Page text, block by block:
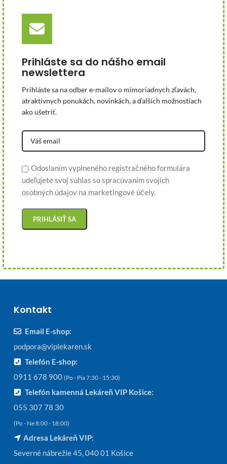
Prihláste sa do nášho email
newslettera
Prihláste sa na odber e-mailov o mimoriadnych zľavách,
atraktívnych ponukách, novinkách, a ďalších možnostiach
ako ušetriť.
Odoslaním vyplneného registračného formulára
udeľujete svoj súhlas so spracúvaním svojich
osobných údajov na marketingové účely.
Kontakt
Email E-shop:
podpora@viplekaren.sk
Telefón E-shop:
0911 678 900 (Po - Pia 7:30 - 15:30)
Telefón kamenná Lekáreň VIP Košice:
055 307 78 30
(Po - Ne 8:00 - 18:00)
Adresa Lekáreň VIP:
Severné nábrežie 45, 040 01 Košice